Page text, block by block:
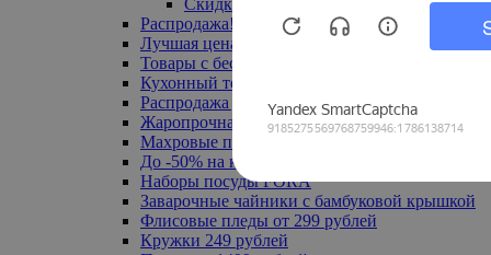
Распродажа! Ульяновск до -70%
Лучшая цена
Товары с бесплатной доставкой
Кухонный текстиль
Распродажа до -50%
Жаропрочная посуда
Махровые полотенца
До -50% на ковры
Наборы посуды FORA
Заварочные чайники с бамбуковой крышкой
Флисовые пледы от 299 рублей
Кружки 249 рублей